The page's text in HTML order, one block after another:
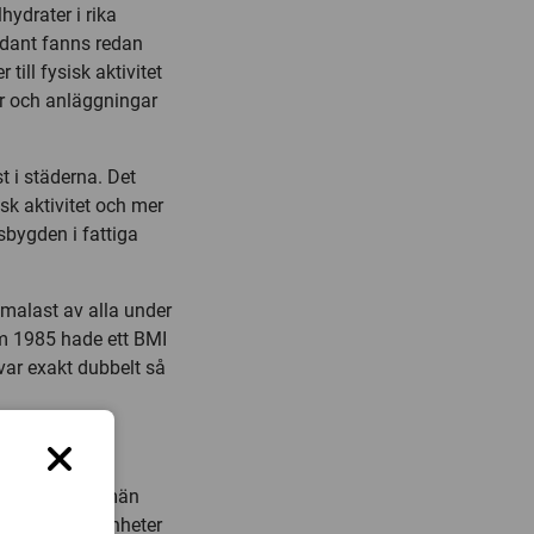
i rika
fanns redan
till fysisk aktivitet
och anläggningar
i städerna. Det
aktivitet och mer
i fattiga
av alla under
1985 hade ett BMI
exakt dubbelt så
26,3 för män
två BMI-enheter